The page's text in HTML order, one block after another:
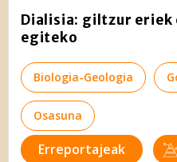
Dialisia: giltzur eriek
egiteko
Biologia-Geologia
Osasuna
Erreportajeak